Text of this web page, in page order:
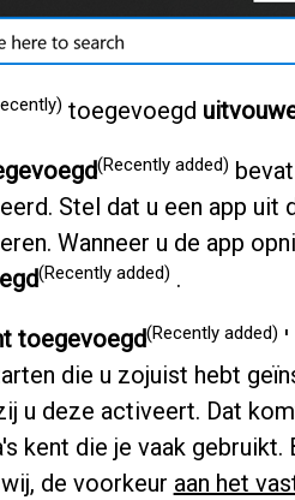
toegevoegd
(Recently added)
Stel dat u een app uit
Wanneer u de app
(Recently added) .
toegevoegd(Recently added) '
die u zojuist hebt
u deze activeert. Dat
kent die je vaak gebruikt.
de voorkeur aan het